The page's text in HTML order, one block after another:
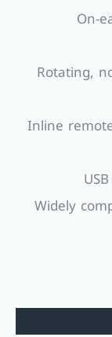
On-
Rotating,
Inline
Widely